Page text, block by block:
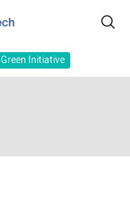
Green Initiative